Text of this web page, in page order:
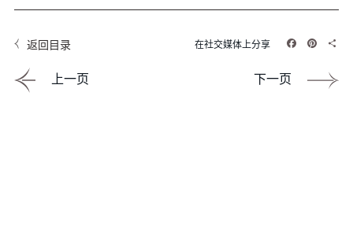
返回目录 在社交媒体上分享
上一页
下一页